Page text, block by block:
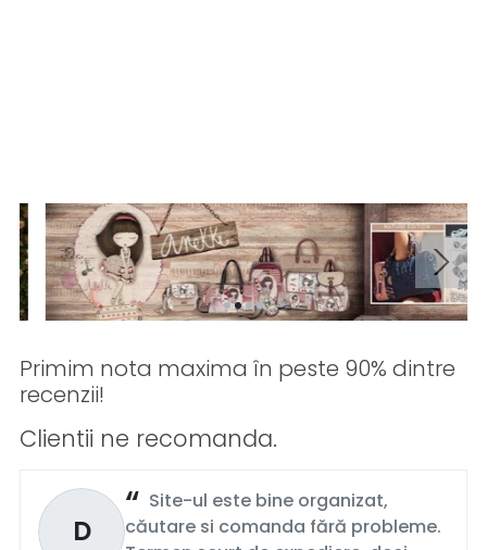
Primim nota maxima în peste 90% dintre
recenzii!
Clientii ne recomanda.
D
Site-ul este bine organizat,
căutare si comanda fără probleme.